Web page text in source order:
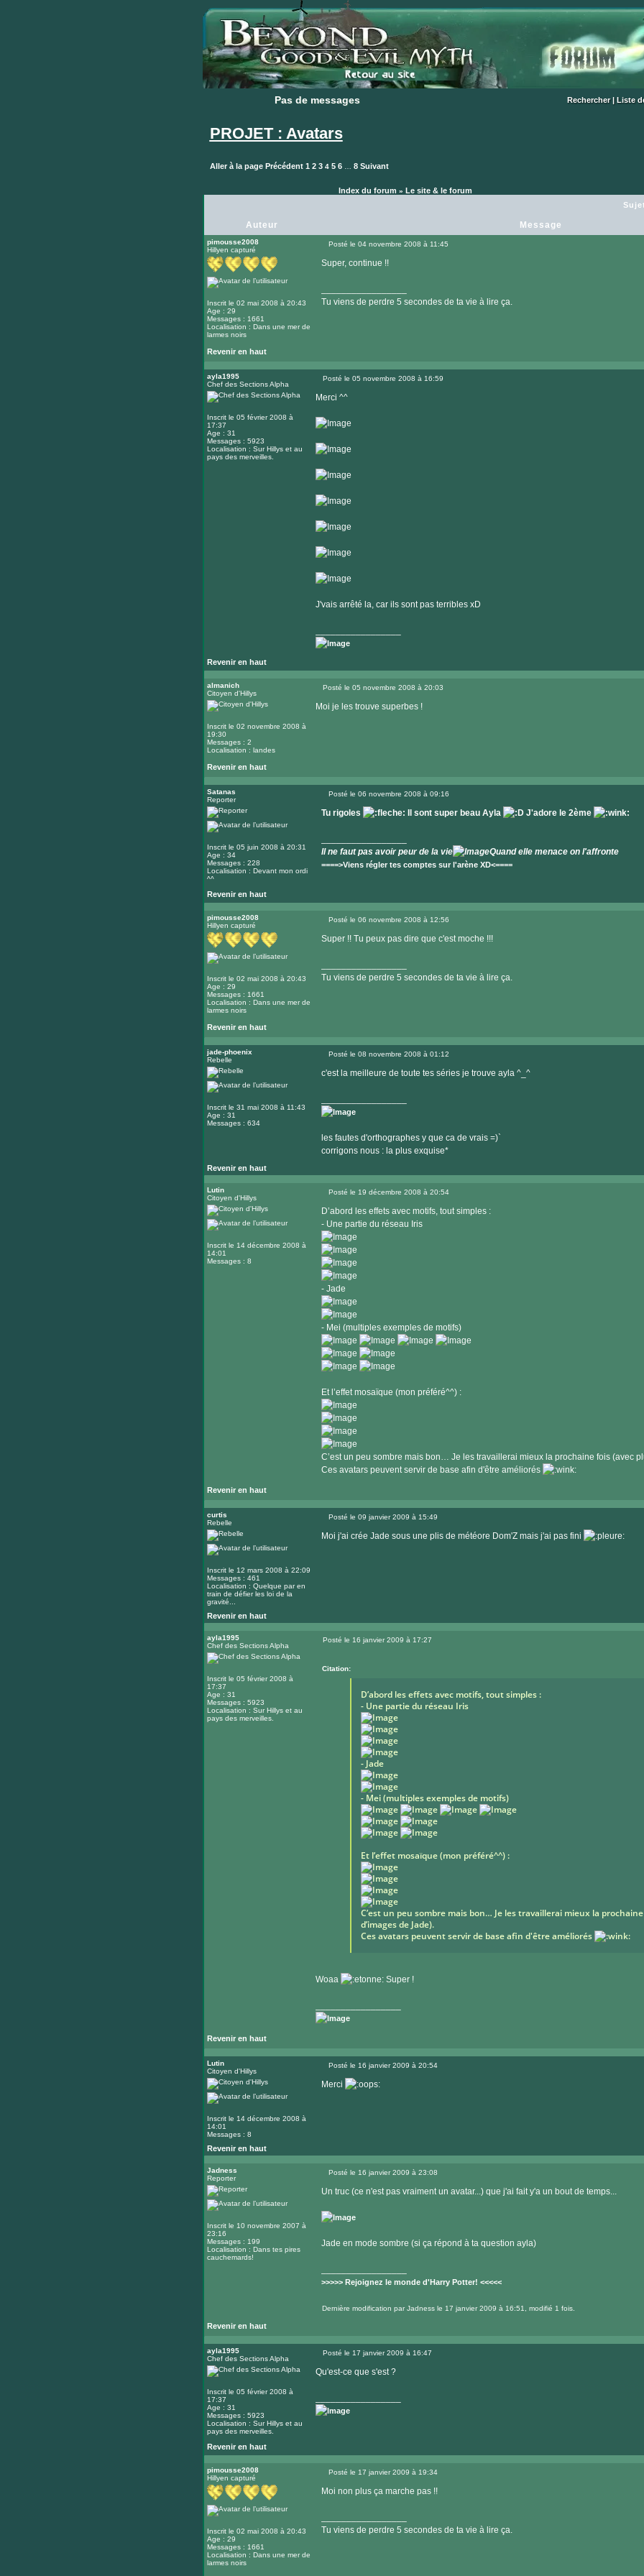
Pas de messages
Pas de messages Rechercher| Liste
PROJET : Avatars
Aller à la page Précédent 1 2 3 4 5 6… 8 Suivant
Index du forum » Le site & le forum
Auteur Message
pimousse2008
Hillyen capturé
Inscrit le 02 mai 2008 à 20:43
Age : 29
Messages : 1661
Localisation : Dans une mer de
larmes noirs
Posté le 04 novembre 2008 à 11:45
Super, continue !!
Tu viens de perdre 5 secondes de ta vie à lire ça.
Revenir en haut
le
site
ayla1995
Chef des Sections Alpha
Inscrit le 05 février 2008 à
17:37
Age : 31
Messages : 5923
Localisation : Sur Hillys et au
pays des merveilles.
Posté le 05 novembre 2008 à 16:59
Merci ^^
J'vais arrêté la, car ils sont pas terribles xD
Revenir en haut
Visiter
site
almanich
Citoyen d'Hillys
Inscrit le 02 novembre 2008 à
19:30
Messages : 2
Localisation : landes
Posté le 05 novembre 2008 à 20:03
Moi je les trouve superbes !
Revenir en haut
Satanas
Reporter
Inscrit le 05 juin 2008 à 20:31
Age : 34
Messages : 228
Localisation : Devant mon ordi
^^
Posté le 06 novembre 2008 à 09:16
Tu rigoles Il sont super beau Ayla J'adore le 2ème
Il ne faut pas avoir peur de la vie
Quand elle menace on l'affronte
====>Viens régler tes comptes sur l'arène XD<====
Revenir en haut
Visiter
site
pimousse2008
Hillyen capturé
Inscrit le 02 mai 2008 à 20:43
Age : 29
Messages : 1661
Localisation : Dans une mer de
larmes noirs
Posté le 06 novembre 2008 à 12:56
Super !! Tu peux pas dire que c'est moche !!!
Tu viens de perdre 5 secondes de ta vie à lire ça.
Revenir en haut
le
site
jade-phoenix
Rebelle
Inscrit le 31 mai 2008 à 11:43
Age : 31
Messages : 634
Posté le 08 novembre 2008 à 01:12
c'est la meilleure de toute tes séries je trouve ayla ^_^
les fautes d'orthographes y que ca de vrais =)`
corrigons nous : la plus exquise*
Revenir en haut
Lutin
Citoyen d'Hillys
Inscrit le 14 décembre 2008 à
14:01
Messages : 8
Posté le 19 décembre 2008 à 20:54
D’abord les effets avec motifs, tout simples :
- Une partie du réseau Iris
- Jade
- Mei (multiples exemples de motifs)
Et l’effet mosaïque (mon préféré^^) :
C’est un peu sombre mais bon… Je les travaillerai mieux la prochaine fois (avec
Ces avatars peuvent servir de base afin d'être améliorés
Revenir en haut
curtis
Rebelle
Inscrit le 12 mars 2008 à 22:09
Messages : 461
Localisation : Quelque par en
train de défier les loi de la
gravité...
Posté le 09 janvier 2009 à 15:49
Moi j'ai crée Jade sous une plis de météore Dom'Z mais j'ai pas fini
Revenir en haut
ayla1995
Chef des Sections Alpha
Inscrit le 05 février 2008 à
17:37
Age : 31
Messages : 5923
Localisation : Sur Hillys et au
pays des merveilles.
Posté le 16 janvier 2009 à 17:27
Citation:
D’abord les effets avec motifs, tout simples :
- Une partie du réseau Iris
- Jade
- Mei (multiples exemples de motifs)
Et l’effet mosaïque (mon préféré^^) :
C’est un peu sombre mais bon… Je les travaillerai mieux la
d’images de Jade).
Ces avatars peuvent servir de base afin d'être améliorés
Woaa Super !
Revenir en haut
le
site
Lutin
Citoyen d'Hillys
Inscrit le 14 décembre 2008 à
14:01
Messages : 8
Posté le 16 janvier 2009 à 20:54
Merci
Revenir en haut
Jadness
Reporter
Inscrit le 10 novembre 2007 à
23:16
Messages : 199
Localisation : Dans tes pires
cauchemards!
Posté le 16 janvier 2009 à 23:08
Un truc (ce n'est pas vraiment un avatar...) que j'ai fait y'a un bout de temps...
Jade en mode sombre (si ça répond à ta question ayla)
>>>>> Rejoignez le monde d'Harry Potter! <<<<<
Dernière modification parJadnessle 17 janvier 2009 à 16:51, modifié 1 fois.
Revenir en haut
le
site
ayla1995
Chef des Sections Alpha
Inscrit le 05 février 2008 à
17:37
Age : 31
Messages : 5923
Localisation : Sur Hillys et au
pays des merveilles.
Posté le 17 janvier 2009 à 16:47
Qu'est-ce que s'est ?
Revenir en haut
Visiter
site
pimousse2008
Hillyen capturé
Inscrit le 02 mai 2008 à 20:43
Age : 29
Messages : 1661
Localisation : Dans une mer de
larmes noirs
Posté le 17 janvier 2009 à 19:34
Moi non plus ça marche pas !!
Tu viens de perdre 5 secondes de ta vie à lire ça.